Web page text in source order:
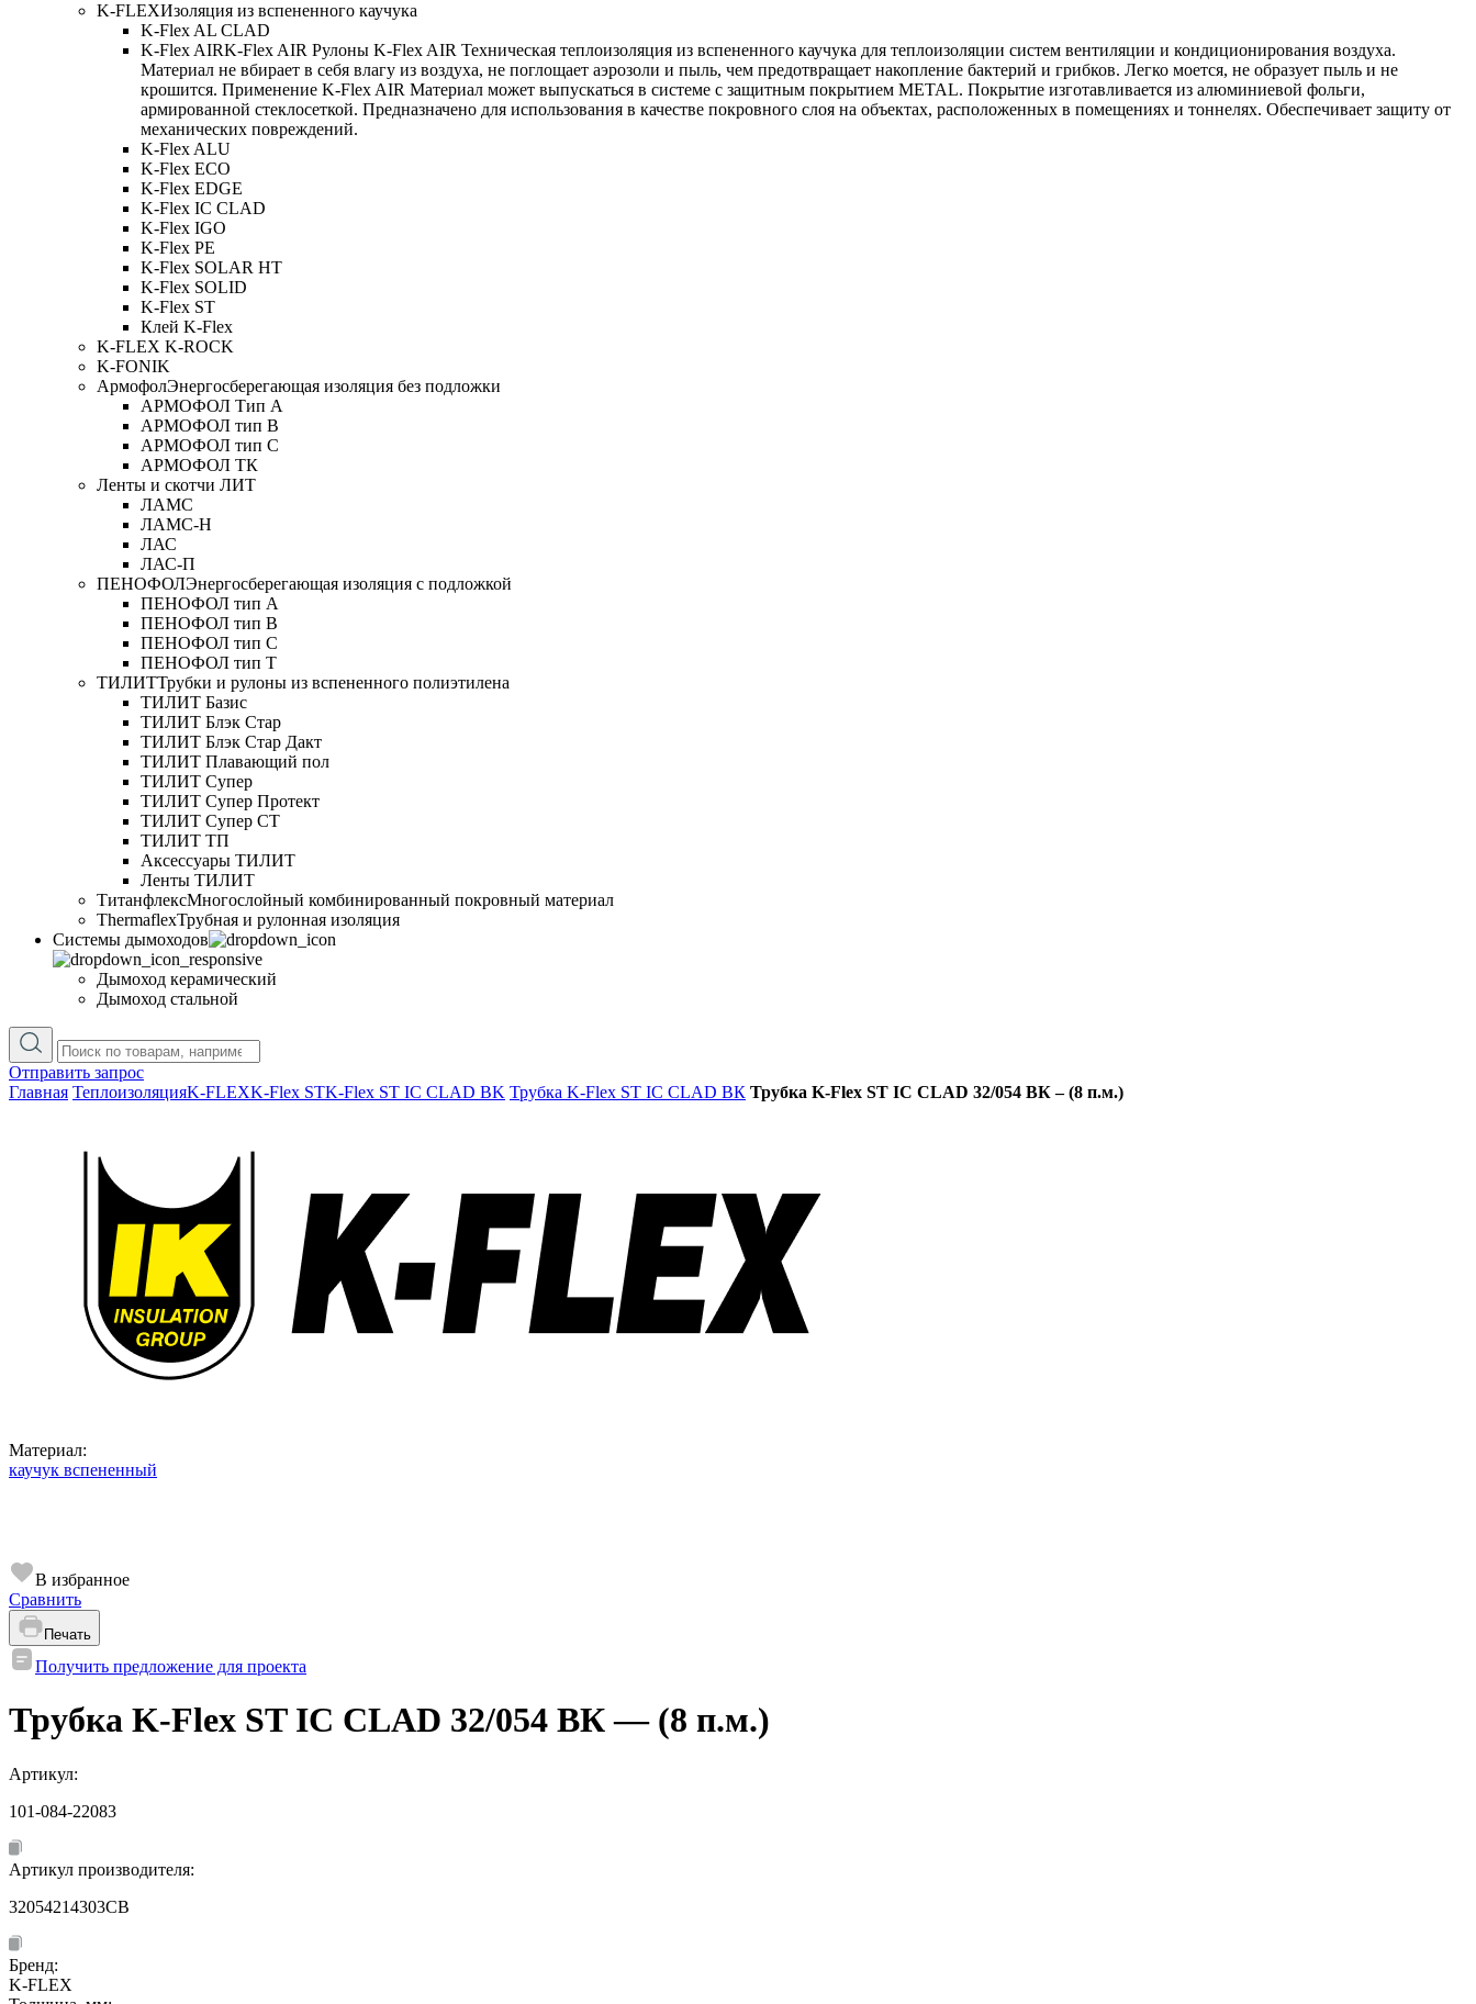
K-FLEXИзоляция из вспененного каучука
K-Flex AL CLAD
K-Flex AIRK-Flex AIR Рулоны K-Flex AIR Техническая теплоизоляция из вспененного каучука для теплоизоляции систем вентиляции и кондиционирования воздуха.
Материал не вбирает в себя влагу из воздуха, не поглощает аэрозоли и пыль, чем предотвращает накопление бактерий и грибков. Легко моется, не образует пыль и не
крошится. Применение K-Flex AIR Материал может выпускаться в системе c защитным покрытием METAL. Покрытие изготавливается из алюминиевой фольги,
армированной стеклосеткой. Предназначено для использования в качестве покровного слоя на объектах, расположенных в помещениях и тоннелях. Обеспечивает защиту от
механических повреждений.
K-Flex ALU
K-Flex ECO
K-Flex EDGE
K-Flex IC CLAD
K-Flex IGO
K-Flex PE
K-Flex SOLAR HT
K-Flex SOLID
K-Flex ST
Клей K-Flex
K-FLEX K-ROCK
K-FONIK
АрмофолЭнергосберегающая изоляция без подложки
АРМОФОЛ Тип А
АРМОФОЛ тип В
АРМОФОЛ тип C
АРМОФОЛ ТК
Ленты и скотчи ЛИТ
ЛАМС
ЛАМС-Н
ЛАС
ЛАС-П
ПЕНОФОЛЭнергосберегающая изоляция с подложкой
ПЕНОФОЛ тип А
ПЕНОФОЛ тип B
ПЕНОФОЛ тип C
ПЕНОФОЛ тип T
ТИЛИТТрубки и рулоны из вспененного полиэтилена
ТИЛИТ Базис
ТИЛИТ Блэк Стар
ТИЛИТ Блэк Стар Дакт
ТИЛИТ Плавающий пол
ТИЛИТ Супер
ТИЛИТ Супер Протект
ТИЛИТ Супер СТ
ТИЛИТ ТП
Аксессуары ТИЛИТ
Ленты ТИЛИТ
ТитанфлексМногослойный комбинированный покровный материал
ThermaflexТрубная и рулонная изоляция
Cистемы дымоходов
Дымоход керамический
Дымоход стальной
Отправить запрос
Главная ТеплоизоляцияK-FLEXK-Flex STK-Flex ST IC CLAD BK Трубка K-Flex ST IC CLAD ВК Трубка K-Flex ST IC CLAD 32/054 ВК – (8 п.м.)
Материал:
каучук вспененный
В избранное
Сравнить
Печать
Получить предложение для проекта
Трубка K-Flex ST IC CLAD 32/054 ВК — (8 п.м.)
Артикул:
101-084-22083
Артикул производителя:
32054214303CB
Бренд:
K-FLEX